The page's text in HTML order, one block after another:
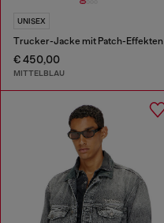
UNISEX
Trucker-Jacke mit Patch-Effekten
€ 450,00
MITTELBLAU